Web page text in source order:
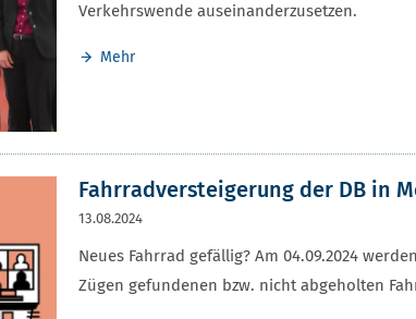
Verkehrswende auseinanderzusetzen.
Mehr
Fahrradversteigerung der DB in
13.08.2024
Neues Fahrrad gefällig? Am 04.09.2024
Zügen gefundenen bzw. nicht abgeholten